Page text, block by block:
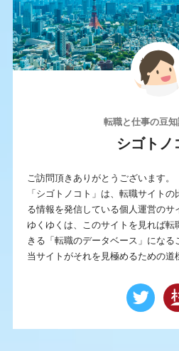
転職と仕事の豆
シゴトノ
ご訪問頂きありがとうございます。
「シゴトノコト」は、転職サイト
る情報を発信している個人運営のサ
ゆくゆくは、このサイトを見れば転
きる「転職のデータベース」になる
当サイトがそれを見極めるための道